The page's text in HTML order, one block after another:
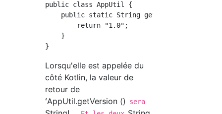
public class AppUtil {
    public static String getVersion() {
        return "1.0";
    }
Lorsqu'elle est appelée du
côté Kotlin, la valeur de
retour de
ʻAppUtil.getVersion ()
sera